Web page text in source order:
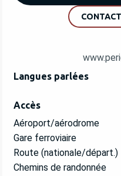
Langues parlées
Langues parlées
Accès
Accès
Aéroport/aérodrome
Gare ferroviaire
Route (nationale/départ.)
Chemins de randonnée